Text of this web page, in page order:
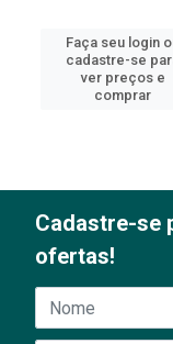
Faça seu login
cadastre-se
ver preços e
comprar
Cadastre-se
ofertas!